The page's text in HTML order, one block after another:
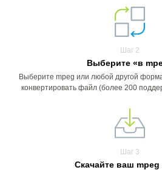
Шаг 2
Выберите «в
Выберите mpeg или любой другой
конвертировать файл (более 200
Шаг 3
Скачайте ваш